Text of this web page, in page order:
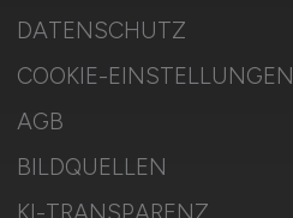
DATENSCHUTZ
COOKIE-EINSTELLUNGEN
AGB
BILDQUELLEN